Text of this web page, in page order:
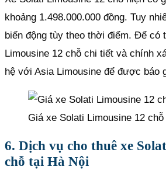
khoảng 1.498.000.000 đồng. Tuy
biến động tùy theo thời điểm. Để có
Limousine 12 chỗ chi tiết và chính
hệ với Asia Limousine để được báo
Giá xe Solati Limousine 12 chỗ
6. Dịch vụ cho thuê xe
chỗ tại Hà Nội